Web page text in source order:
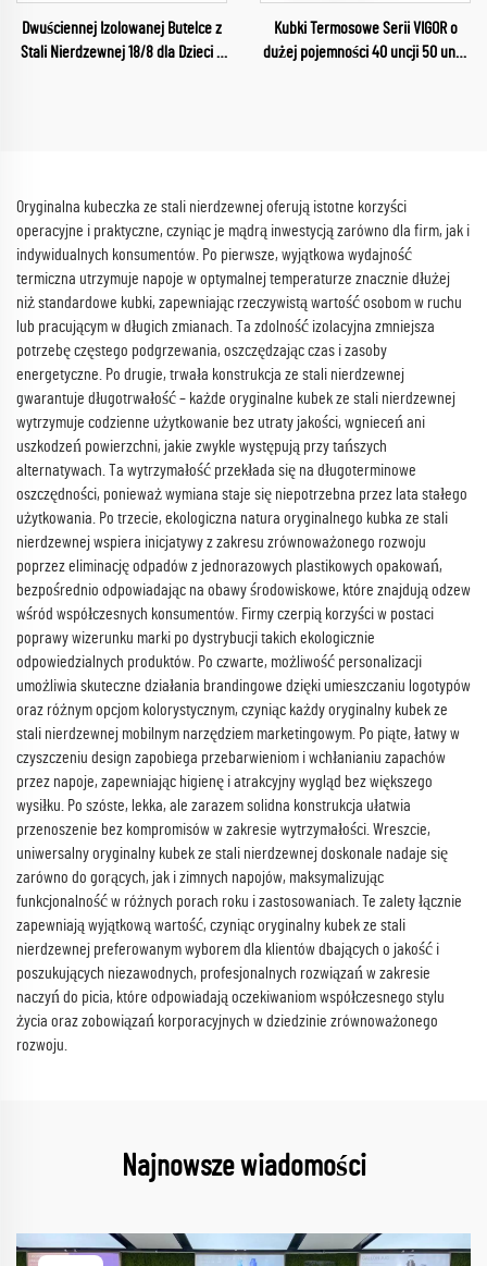
Dwuściennej Izolowanej Butelce z
Stali Nierdzewnej 18/8 dla Dzieci z
Kubki Termosowe Serii VIGOR o
dużej pojemności 40 uncji 50 uncji
Oryginalna kubeczka ze stali nierdzewnej oferują istotne korzyści
operacyjne i praktyczne, czyniąc je mądrą inwestycją zarówno dla firm, jak i
indywidualnych konsumentów. Po pierwsze, wyjątkowa wydajność
termiczna utrzymuje napoje w optymalnej temperaturze znacznie dłużej
niż standardowe kubki, zapewniając rzeczywistą wartość osobom w ruchu
lub pracującym w długich zmianach. Ta zdolność izolacyjna zmniejsza
potrzebę częstego podgrzewania, oszczędzając czas i zasoby
energetyczne. Po drugie, trwała konstrukcja ze stali nierdzewnej
gwarantuje długotrwałość – każde oryginalne kubek ze stali nierdzewnej
wytrzymuje codzienne użytkowanie bez utraty jakości, wgnieceń ani
uszkodzeń powierzchni, jakie zwykle występują przy tańszych
alternatywach. Ta wytrzymałość przekłada się na długoterminowe
oszczędności, ponieważ wymiana staje się niepotrzebna przez lata stałego
użytkowania. Po trzecie, ekologiczna natura oryginalnego kubka ze stali
nierdzewnej wspiera inicjatywy z zakresu zrównoważonego rozwoju
poprzez eliminację odpadów z jednorazowych plastikowych opakowań,
bezpośrednio odpowiadając na obawy środowiskowe, które znajdują odzew
wśród współczesnych konsumentów. Firmy czerpią korzyści w postaci
poprawy wizerunku marki po dystrybucji takich ekologicznie
odpowiedzialnych produktów. Po czwarte, możliwość personalizacji
umożliwia skuteczne działania brandingowe dzięki umieszczaniu logotypów
oraz różnym opcjom kolorystycznym, czyniąc każdy oryginalny kubek ze
stali nierdzewnej mobilnym narzędziem marketingowym. Po piąte, łatwy w
czyszczeniu design zapobiega przebarwieniom i wchłanianiu zapachów
przez napoje, zapewniając higienę i atrakcyjny wygląd bez większego
wysiłku. Po szóste, lekka, ale zarazem solidna konstrukcja ułatwia
przenoszenie bez kompromisów w zakresie wytrzymałości. Wreszcie,
uniwersalny oryginalny kubek ze stali nierdzewnej doskonale nadaje się
zarówno do gorących, jak i zimnych napojów, maksymalizując
funkcjonalność w różnych porach roku i zastosowaniach. Te zalety łącznie
zapewniają wyjątkową wartość, czyniąc oryginalny kubek ze stali
nierdzewnej preferowanym wyborem dla klientów dbających o jakość i
poszukujących niezawodnych, profesjonalnych rozwiązań w zakresie
naczyń do picia, które odpowiadają oczekiwaniom współczesnego stylu
życia oraz zobowiązań korporacyjnych w dziedzinie zrównoważonego
rozwoju.
Najnowsze wiadomości